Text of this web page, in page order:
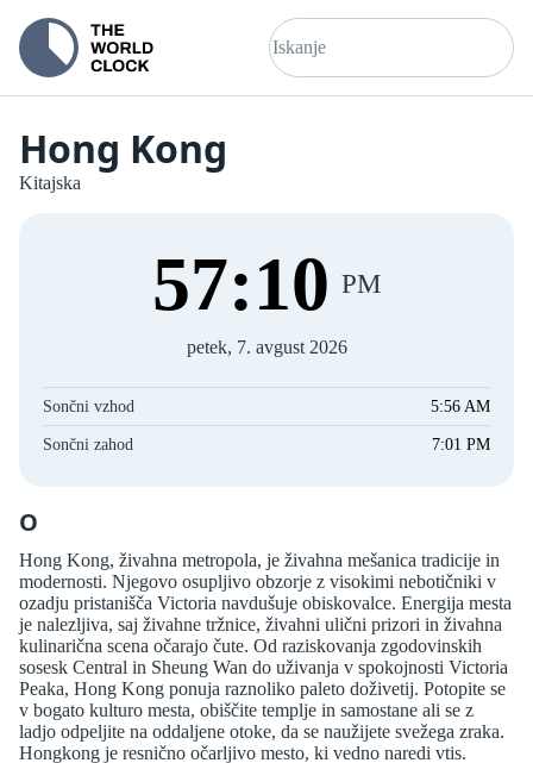
Hong Kong
Kitajska
57:11 PM
petek, 7. avgust 2026
Sončni vzhod 5:56 AM
Sončni zahod 7:01 PM
O
Hong Kong, živahna metropola, je živahna mešanica tradicije in
modernosti. Njegovo osupljivo obzorje z visokimi nebotičniki v
ozadju pristanišča Victoria navdušuje obiskovalce. Energija mesta
je nalezljiva, saj živahne tržnice, živahni ulični prizori in živahna
kulinarična scena očarajo čute. Od raziskovanja zgodovinskih
sosesk Central in Sheung Wan do uživanja v spokojnosti Victoria
Peaka, Hong Kong ponuja raznoliko paleto doživetij. Potopite se
v bogato kulturo mesta, obiščite templje in samostane ali se z
ladjo odpeljite na oddaljene otoke, da se naužijete svežega zraka.
Hongkong je resnično očarljivo mesto, ki vedno naredi vtis.